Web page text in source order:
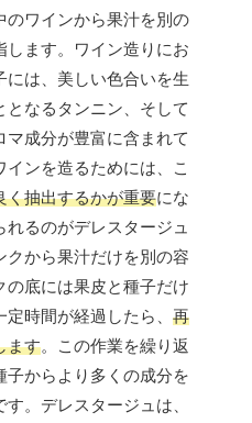
のワインから果汁を別の
ます。ワイン造りにお
には、美しい色合いを生
なるタンニン、そして
成分が豊富に含まれて
ンを造るためには、こ
く抽出するかが重要にな
るのがデレスタージュ
クから果汁だけを別の容
底には果皮と種子だけ
時間が経過したら、 再
ます。この作業を繰り返
からより多くの成分を
。デレスタージュは、